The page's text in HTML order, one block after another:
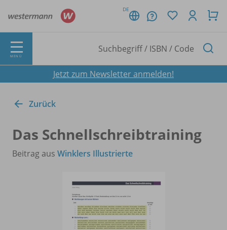
DE
MENÜ
Jetzt zum Newsletter anmelden!
Zurück
Das Schnellschreibtraining
Beitrag aus Winklers Illustrierte